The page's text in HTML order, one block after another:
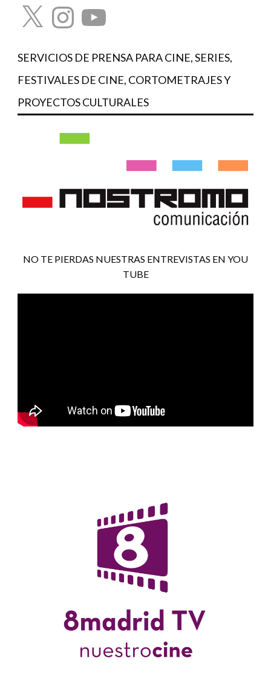
X InstagramYouTube
SERVICIOS DE PRENSA PARA CINE, SERIES,
FESTIVALES DE CINE, CORTOMETRAJES Y
PROYECTOS CULTURALES
NO TE PIERDAS NUESTRAS ENTREVISTAS EN YOU
TUBE